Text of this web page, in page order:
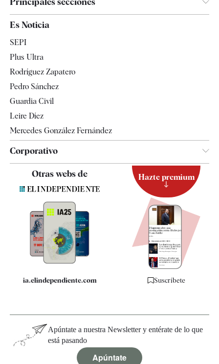
España
Televisión
Es Noticia
SEPI
Plus Ultra
Rodríguez Zapatero
Pedro Sánchez
Guardia Civil
Leire Díez
Mercedes González Fernández
Corporativo
Contacto
Quiénes somos
Especificaciones
Otras webs de
ia.elindependiente.com
Hazte premium
Suscríbete
Apúntate a nuestra Newsletter y entérate de lo que
está pasando
Apúntate